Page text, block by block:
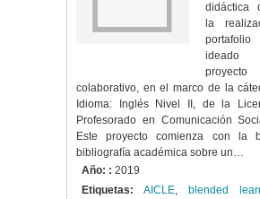
didáctica
la
ideado
colaborativo, en el marco de la
Idioma: Inglés Nivel II, de la
Profesorado en Comunicación
Este proyecto comienza con la
bibliografía académica sobre un…
Año: : 2019
Etiquetas:
AICLE, blended